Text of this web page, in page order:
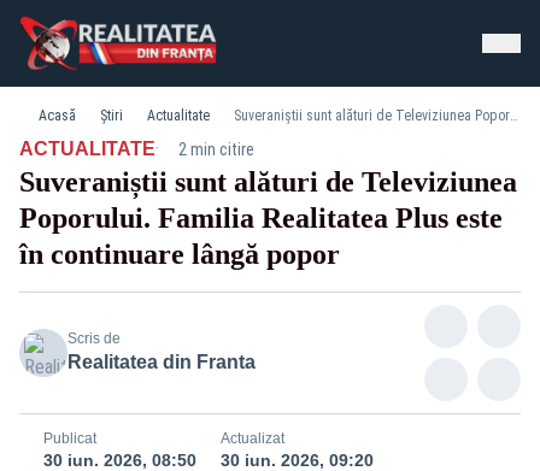
Acasă Știri Actualitate Suveraniștii sunt alături de Televiziunea Poporului. Familia Realitatea Plus este în continuare lângă popor
ACTUALITATE· 2 min citire
Suveraniștii sunt alături de Televiziunea
Poporului. Familia Realitatea Plus este
în continuare lângă popor
Scris de
Realitatea din Franta
Publicat
30 iun. 2026, 08:50
Actualizat
30 iun. 2026, 09:20